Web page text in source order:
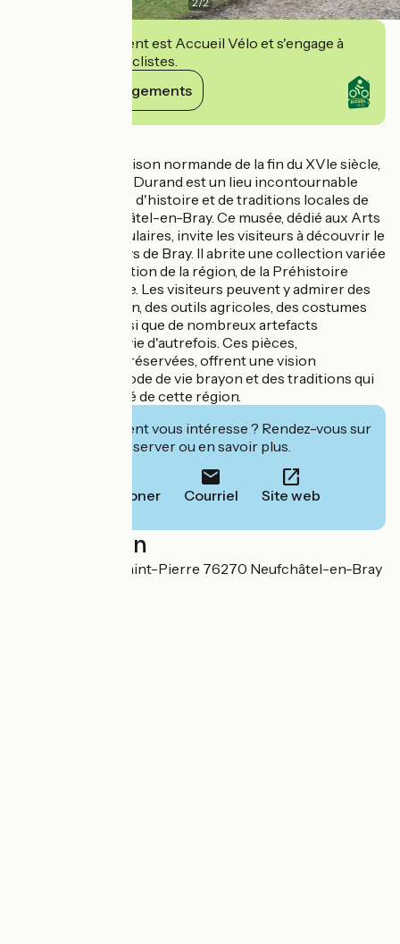
Cet établissement est Accueil Vélo et s'engage à
accueillir des cyclistes.
Voir ses engagements
Situé dans une maison normande de la fin du XVIe siècle,
le Musée Mathon-Durand est un lieu incontournable
pour. les amateurs d'histoire et de traditions locales de
passage à Neufchâtel-en-Bray. Ce musée, dédié aux Arts
et Traditions Populaires, invite les visiteurs à découvrir le
patrimoine du Pays de Bray. Il abrite une collection variée
qui retrace l'évolution de la région, de la Préhistoire
jusqu'au XXe siècle. Les visiteurs peuvent y admirer des
objets du quotidien, des outils agricoles, des costumes
traditionnelle, ainsi que de nombreux artefacts
témoignant de la vie d'autrefois. Ces pièces,
soigneusement préservées, offrent une vision
authentique du mode de vie brayon et des traditions qui
ont forgé l'identité de cette région.
Cet établissement vous intéresse ? Rendez-vous sur
leur site pour réserver ou en savoir plus.
Téléphoner Courriel Site web
Localisation
53 Grande-rue-Saint-Pierre 76270 Neufchâtel-en-Bray